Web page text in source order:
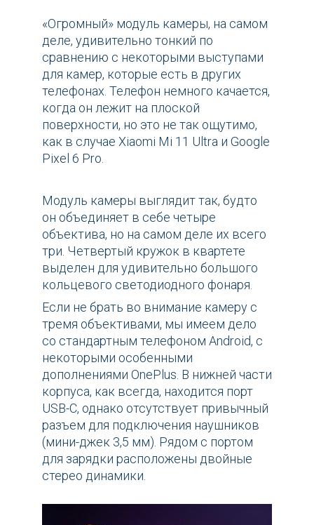
«Огромный» модуль камеры, на самом
деле, удивительно тонкий по
сравнению с некоторыми выступами
для камер, которые есть в других
телефонах. Телефон немного качается,
когда он лежит на плоской
поверхности, но это не так ощутимо,
как в случае Xiaomi Mi 11 Ultra и Google
Pixel 6 Pro.
Модуль камеры выглядит так, будто
он объединяет в себе четыре
объектива, но на самом деле их всего
три. Четвертый кружок в квартете
выделен для удивительно большого
кольцевого светодиодного фонаря.
Если не брать во внимание камеру с
тремя объективами, мы имеем дело
со стандартным телефоном Android, с
некоторыми особенными
дополнениями OnePlus. В нижней части
корпуса, как всегда, находится порт
USB-C, однако отсутствует привычный
разъем для подключения наушников
(мини-джек 3,5 мм). Рядом с портом
для зарядки расположены двойные
стерео динамики.